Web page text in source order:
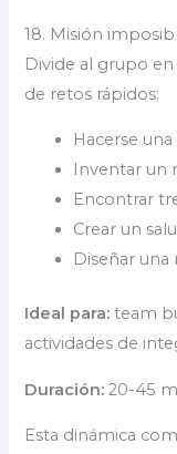
18. Misión
Divide al grupo
de retos rápidos:
Hacerse
Inventar un
Encontrar
Crear un
Diseñar
Ideal para: team
actividades de
Duración: 20-45
Esta dinámica